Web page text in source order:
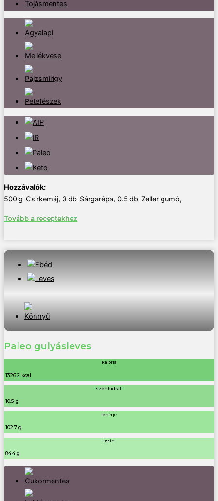
500g Csirkemáj, 3db Sárgarépa, 0.5 db Zeller gumó,
Tovább a receptekhez
Paleo gulyásleves
kalória
1326.2 kcal
szénhidrát:
10.5 g
fehérje
102.7 g
zsír:
84.4 g